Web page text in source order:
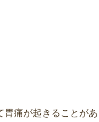
痛が起きることが